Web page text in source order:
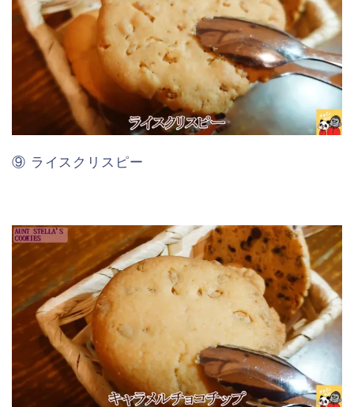
⑨ ライスクリスピー